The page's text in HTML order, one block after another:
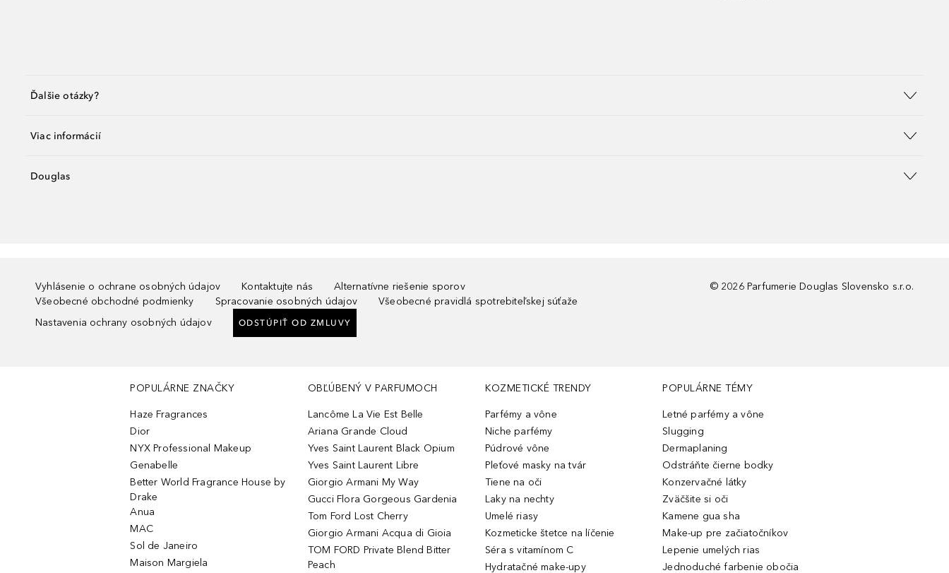
Ďalšie otázky?
Viac informácií
Douglas
Vyhlásenie o ochrane osobných údajov Kontaktujte nás
Alternatívne riešenie sporov
Všeobecné obchodné podmienky
Spracovanie osobných údajov
Všeobecné pravidlá spotrebiteľskej súťaže
Nastavenia ochrany osobných údajov
ODSTÚPIŤ OD ZMLUVY
© 2026 Parfumerie Douglas Slovensko s.r.o.
POPULÁRNE ZNAČKY
Haze Fragrances
Dior
NYX Professional Makeup
Genabelle
Better World Fragrance House by
Drake
Anua
MAC
Sol de Janeiro
Maison Margiela
OBĽÚBENÝ V PARFUMOCH
Lancôme La Vie Est Belle
Ariana Grande Cloud
Yves Saint Laurent Black Opium
Yves Saint Laurent Libre
Giorgio Armani My Way
Gucci Flora Gorgeous Gardenia
Tom Ford Lost Cherry
Giorgio Armani Acqua di Gioia
TOM FORD Private Blend Bitter
Peach
KOZMETICKÉ TRENDY
Parfémy a vône
Niche parfémy
Púdrové vône
Pleťové masky na tvár
Tiene na oči
Laky na nechty
Umelé riasy
Kozmeticke štetce na líčenie
Séra s vitamínom C
Hydratačné make-upy
POPULÁRNE TÉMY
Letné parfémy a vône
Slugging
Dermaplaning
Odstráňte čierne bodky
Konzervačné látky
Zväčšite si oči
Kamene gua sha
Make-up pre začiatočníkov
Lepenie umelých rias
Jednoduché farbenie obočia